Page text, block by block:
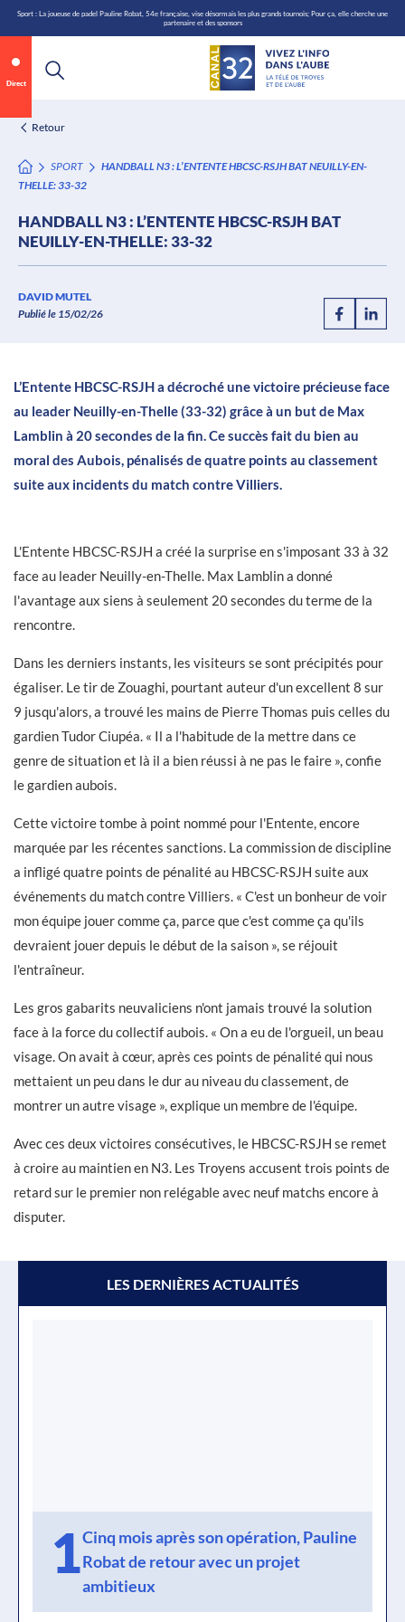
Aller
au
contenu
Sport : La joueuse de padel Pauline Robat, 54e française, vise désormais les plus grands tournois; Pour ça, elle cherche une
partenaire et des sponsors
Direct
Retour
SPORT
HANDBALL N3 : L’ENTENTE HBCSC-RSJH BAT NEUILLY-EN-
THELLE: 33-32
HANDBALL N3 : L’ENTENTE HBCSC-RSJH BAT
NEUILLY-EN-THELLE: 33-32
DAVID MUTEL
Publié le 15/02/26
0:07 / 0:12
L’Entente HBCSC-RSJH a décroché une victoire précieuse face
au leader Neuilly-en-Thelle (33-32) grâce à un but de Max
Lamblin à 20 secondes de la fin. Ce succès fait du bien au
moral des Aubois, pénalisés de quatre points au classement
suite aux incidents du match contre Villiers.
L'Entente HBCSC-RSJH a créé la surprise en s'imposant 33 à 32
face au leader Neuilly-en-Thelle. Max Lamblin a donné
l'avantage aux siens à seulement 20 secondes du terme de la
rencontre.
Dans les derniers instants, les visiteurs se sont précipités pour
égaliser. Le tir de Zouaghi, pourtant auteur d'un excellent 8 sur
9 jusqu'alors, a trouvé les mains de Pierre Thomas puis celles du
gardien Tudor Ciupéa. « Il a l'habitude de la mettre dans ce
genre de situation et là il a bien réussi à ne pas le faire », confie
le gardien aubois.
Cette victoire tombe à point nommé pour l'Entente, encore
marquée par les récentes sanctions. La commission de discipline
a infligé quatre points de pénalité au HBCSC-RSJH suite aux
événements du match contre Villiers. « C'est un bonheur de voir
mon équipe jouer comme ça, parce que c'est comme ça qu'ils
devraient jouer depuis le début de la saison », se réjouit
l'entraîneur.
Les gros gabarits neuvaliciens n'ont jamais trouvé la solution
face à la force du collectif aubois. « On a eu de l'orgueil, un beau
visage. On avait à cœur, après ces points de pénalité qui nous
mettaient un peu dans le dur au niveau du classement, de
montrer un autre visage », explique un membre de l'équipe.
Avec ces deux victoires consécutives, le HBCSC-RSJH se remet
à croire au maintien en N3. Les Troyens accusent trois points de
retard sur le premier non relégable avec neuf matchs encore à
disputer.
LES DERNIÈRES ACTUALITÉS
1Cinq mois après son opération, Pauline
Robat de retour avec un projet
ambitieux